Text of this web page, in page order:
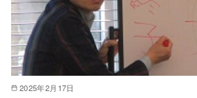
2025年2月17日